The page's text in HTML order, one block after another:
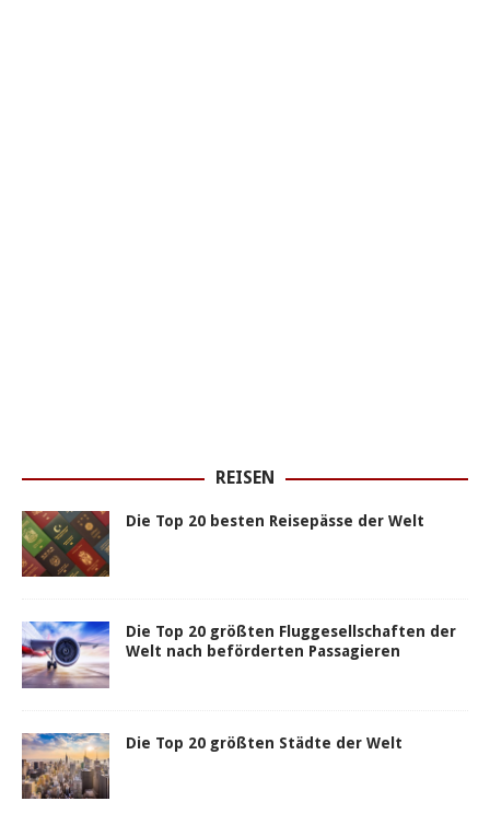
REISEN
Die Top 20 besten Reisepässe der Welt
Die Top 20 größten Fluggesellschaften der
Welt nach beförderten Passagieren
Die Top 20 größten Städte der Welt